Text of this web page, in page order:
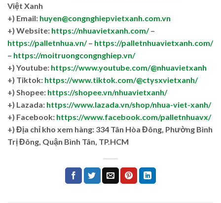
Việt Xanh
+) Email: huyen@congnghiepvietxanh.com.vn
+) Website: https://nhuavietxanh.com/–
https://palletnhua.vn/– https://palletnhuavietxanh.com/
– https://moitruongcongnghiep.vn/
+) Youtube: https://www.youtube.com/@nhuavietxanh
+) Tiktok: https://www.tiktok.com/@ctysxvietxanh/
+) Shopee: https://shopee.vn/nhuavietxanh/
+) Lazada: https://www.lazada.vn/shop/nhua-viet-xanh/
+) Facebook: https://www.facebook.com/palletnhuavx/
+) Địa chỉ kho xem hàng: 334 Tân Hòa Đông, Phường Bình
Trị Đông, Quận Bình Tân, TP.HCM